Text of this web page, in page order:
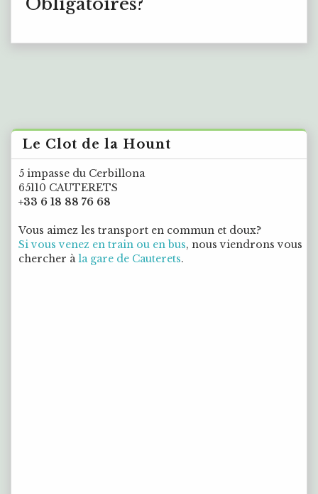
Le Clot de la Hount
5 impasse du Cerbillona
65110 CAUTERETS
+33 6 18 88 76 68
Vous aimez les transport en commun et doux?
Si vous venez en train ou en bus, nous viendrons vous
chercher à la gare de Cauterets.